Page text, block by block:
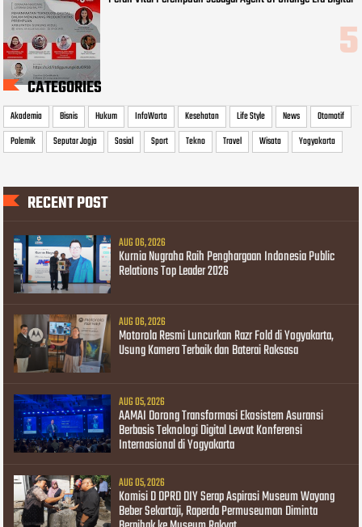
CATEGORIES
Akademia Bisnis Hukum InfoWarta Kesehatan Life Style News
Otomotif
Polemik
Seputar Jogja Sosial Sport Tekno Travel Wisata Yogyakarta
RECENT POST
AUG 06, 2026
Kurnia Nugraha Raih Penghargaan Indonesia Public
Relations Top Leader 2026
AUG 06, 2026
Motorola Resmi Luncurkan Razr Fold di Yogyakarta,
Usung Kamera Terbaik dan Baterai Raksasa
AUG 05, 2026
AAMAI Dorong Transformasi Ekosistem Asuransi
Berbasis Teknologi Digital Lewat Konferensi
Internasional di Yogyakarta
AUG 05, 2026
Komisi D DPRD DIY Serap Aspirasi Museum Wayang
Beber Sekartaji, Raperda Permuseuman Diminta